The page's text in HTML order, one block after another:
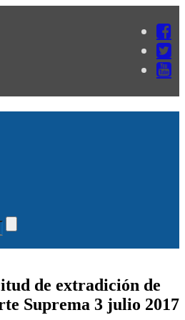
de extradición de
Suprema 3 julio 2017